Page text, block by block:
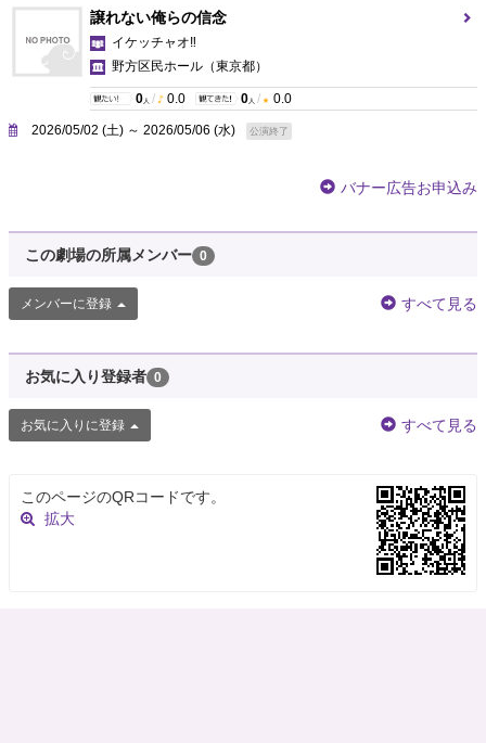
譲れない俺らの信念
イケッチャオ‼︎
野方区民ホール （東京都）
0 人 / 0.0 0 人 / 0.0
2026/05/02 (土) ～ 2026/05/06 (水) 公演終了
バナー広告お申込み
この劇場の所属メンバー 0
メンバーに登録 すべて見る
お気に入り登録者 0
お気に入りに登録 すべて見る
このページのQRコードです。
拡大